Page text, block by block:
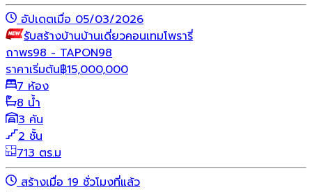
อัปเดตเมื่อ 05/03/2026
รับสร้างบ้านบ้านเดี่ยวคอนเทมโพรารี่
ถาพร98 - TAPON98
ราคาเริ่มต้น฿15,000,000
7 ห้อง
8 น้ำ
3 คัน
2 ชั้น
713 ตร.ม
สร้างเมื่อ 19 ชั่วโมงที่แล้ว